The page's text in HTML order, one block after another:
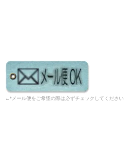
←*メール便をご希望の際は必ずチェックしてください